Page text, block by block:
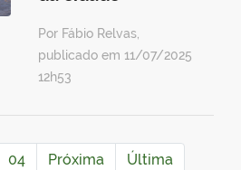
Por Fábio Relvas,
publicado em 11/07/2025
12h53
04 Próxima Última